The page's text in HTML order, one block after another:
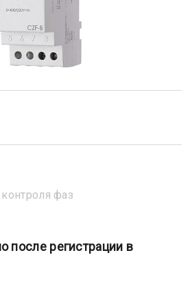
фаз
после регистрации в